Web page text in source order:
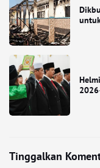
Tinggalkan